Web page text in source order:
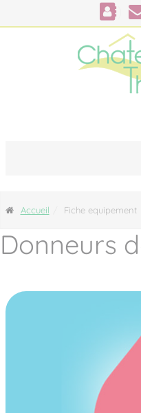
Accueil Fiche equipement
Donneurs
Panneau de gestion des